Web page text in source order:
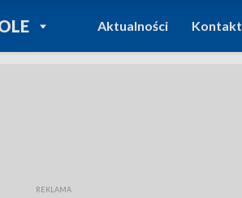
POWRÓT DO
REGIONY
Aktualności Kontakt